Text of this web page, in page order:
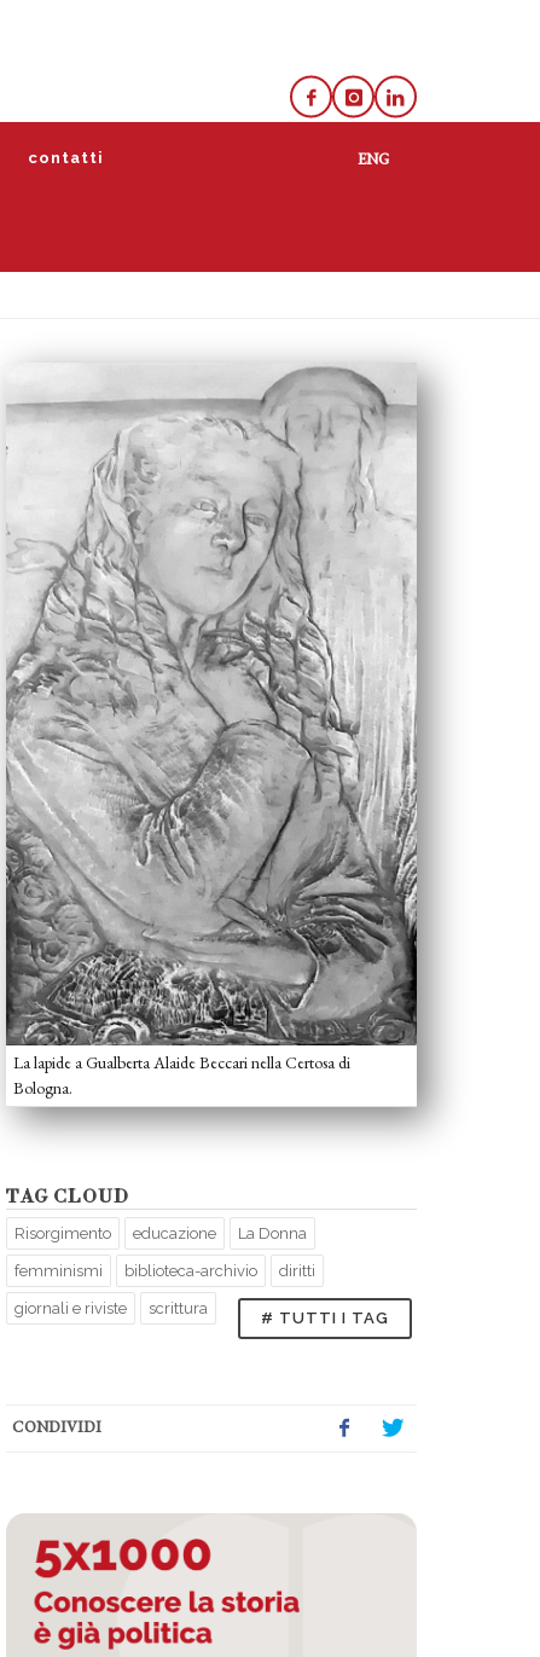
contatti
La lapide a Gualberta Alaide Beccari nella Certosa di
Bologna.
TAG CLOUD
Risorgimento educazione La Donna
femminismi biblioteca-archivio diritti
giornali e riviste scrittura
# TUTTI I TAG
CONDIVIDI